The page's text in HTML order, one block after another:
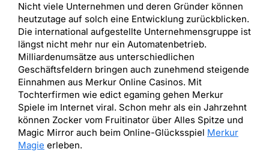
Nicht viele Unternehmen und deren Gründer können
heutzutage auf solch eine Entwicklung zurückblicken.
Die international aufgestellte Unternehmensgruppe ist
längst nicht mehr nur ein Automatenbetrieb.
Milliardenumsätze aus unterschiedlichen
Geschäftsfeldern bringen auch zunehmend steigende
Einnahmen aus Merkur Online Casinos. Mit
Tochterfirmen wie edict egaming gehen Merkur
Spiele im Internet viral. Schon mehr als ein Jahrzehnt
können Zocker vom Fruitinator über Alles Spitze und
Magic Mirror auch beim Online-Glücksspiel Merkur
Magie erleben.